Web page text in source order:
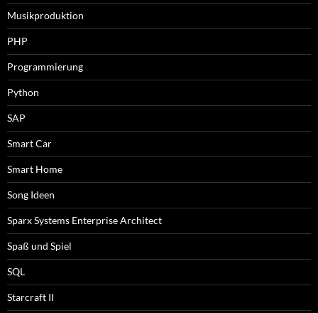
Musikproduktion
PHP
Programmierung
Python
SAP
Smart Car
Smart Home
Song Ideen
Sparx Systems Enterprise Architect
Spaß und Spiel
SQL
Starcraft II